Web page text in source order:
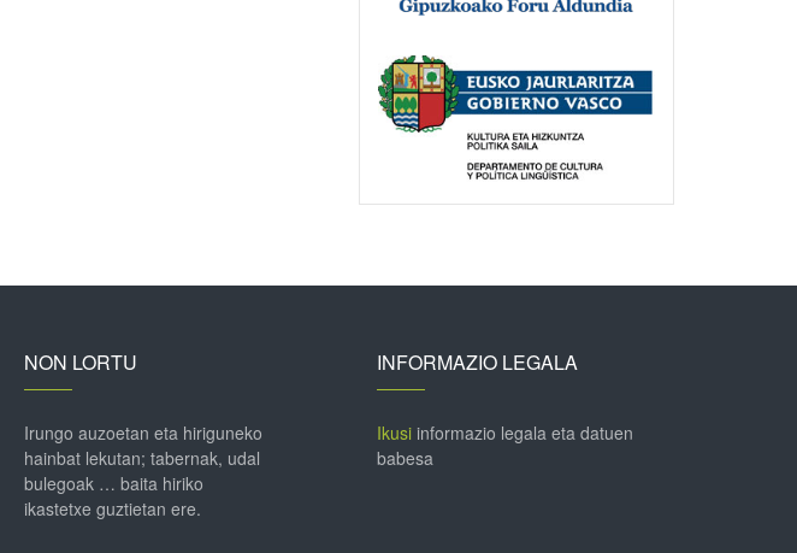
NON LORTU
Irungo auzoetan eta hiriguneko
hainbat lekutan; tabernak, udal
bulegoak … baita hiriko
ikastetxe guztietan ere.
INFORMAZIO LEGALA
Ikusiinformazio legala eta datuen
babesa